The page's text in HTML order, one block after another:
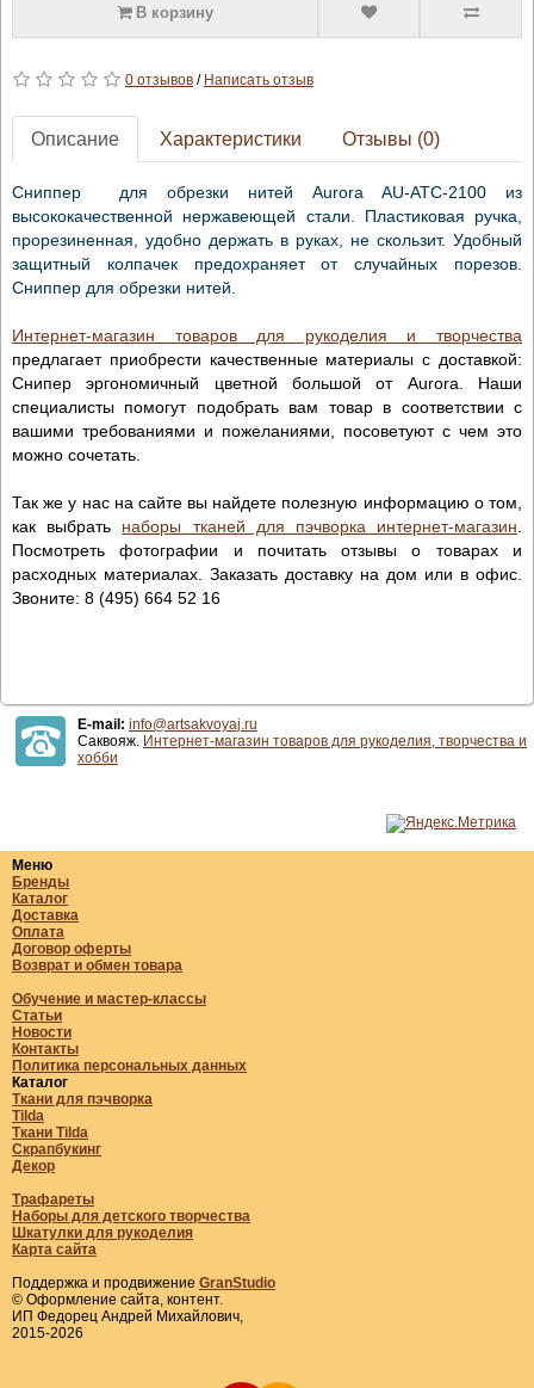
В корзину
0 отзывов/ Написать отзыв
Описание Характеристики Отзывы (0)
Сниппер для обрезки нитей Aurora AU-ATC-2100 из
высококачественной нержавеющей стали. Пластиковая ручка,
прорезиненная, удобно держать в руках, не скользит. Удобный
защитный колпачек предохраняет от случайных порезов.
Сниппер для обрезки нитей.
Интернет-магазин товаров для рукоделия и творчества
предлагает приобрести качественные материалы с доставкой:
Снипер эргономичный цветной большой от Aurora. Наши
специалисты помогут подобрать вам товар в соответствии с
вашими требованиями и пожеланиями, посоветуют с чем это
можно сочетать.
Так же у нас на сайте вы найдете полезную информацию о том,
как выбрать наборы тканей для пэчворка интернет-магазин
Посмотреть фотографии и почитать отзывы о товарах и
расходных материалах. Заказать доставку на дом или в офис.
Звоните: 8 (495) 664 52 16
E-mail: info@artsakvoyaj.ru
Саквояж. Интернет-магазин товаров для рукоделия, творчества и
хобби
Меню
Бренды
Каталог
Доставка
Оплата
Договор оферты
Возврат и обмен товара
Обучение и мастер-классы
Статьи
Новости
Контакты
Политика персональных данных
Каталог
Ткани для пэчворка
Tilda
Ткани Tilda
Скрапбукинг
Декор
Трафареты
Наборы для детского творчества
Шкатулки для рукоделия
Карта сайта
Поддержка и продвижение GranStudio
© Оформление сайта, контент.
ИП Федорец Андрей Михайлович,
2015-2026